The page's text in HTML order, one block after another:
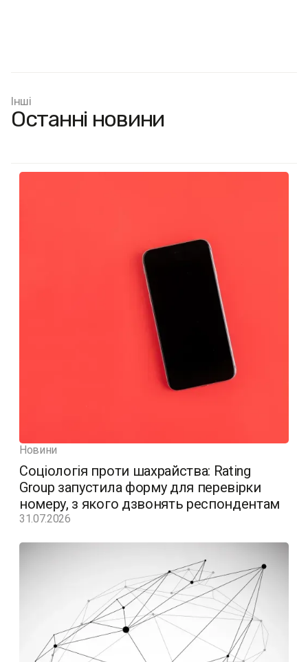
Інші
Останні новини
Новини
Соціологія проти шахрайства: Rating
Group запустила форму для перевірки
номеру, з якого дзвонять респондентам
31.07.2026